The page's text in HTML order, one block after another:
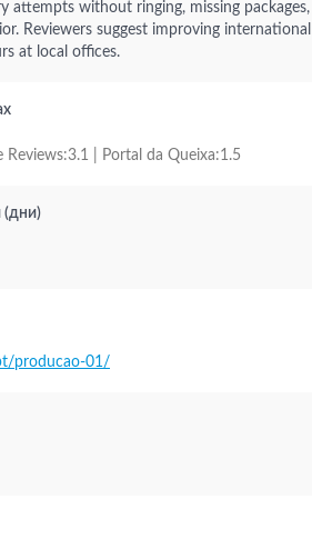
attempts without ringing, missing
Reviewers suggest improving
at local offices.
Reviews:3.1 | Portal da Queixa:1.5
(дни)
producao-01/